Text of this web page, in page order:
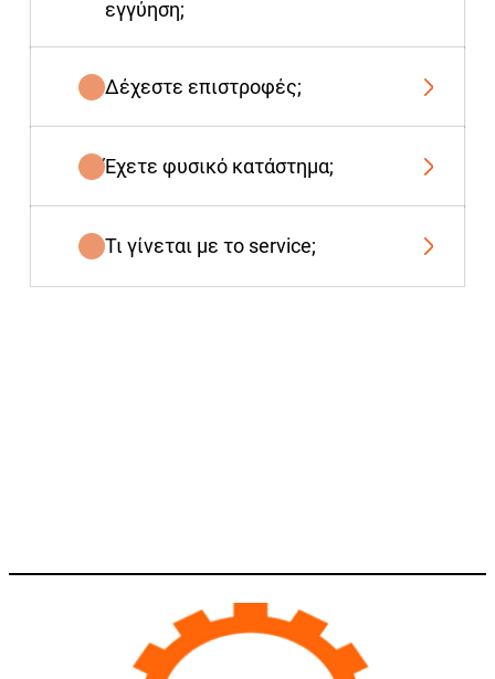
εγγύηση;
Δέχεστε επιστροφές;
Έχετε φυσικό κατάστημα;
Τι γίνεται με το service;